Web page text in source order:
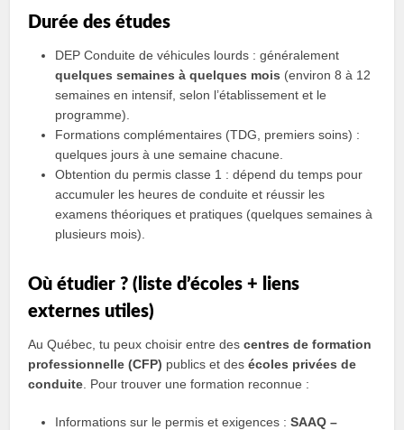
Durée des études
DEP Conduite de véhicules lourds : généralement
quelques semaines à quelques mois (environ 8 à 12
semaines en intensif, selon l’établissement et le
programme).
Formations complémentaires (TDG, premiers soins) :
quelques jours à une semaine chacune.
Obtention du permis classe 1 : dépend du temps pour
accumuler les heures de conduite et réussir les
examens théoriques et pratiques (quelques semaines à
plusieurs mois).
Où étudier ? (liste d’écoles + liens
externes utiles)
Au Québec, tu peux choisir entre descentres de formation
professionnelle (CFP) publics et desécoles privées de
conduite . Pour trouver une formation reconnue :
Informations sur le permis et exigences :SAAQ –